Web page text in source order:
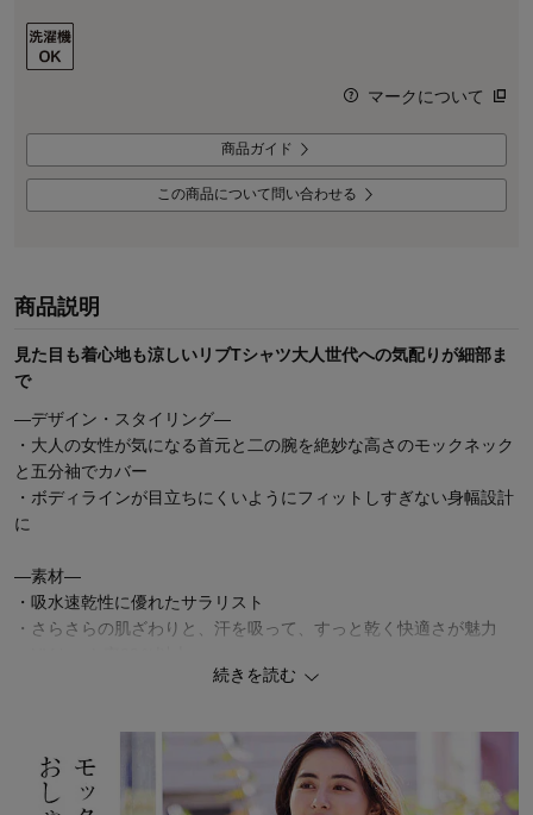
マークについて
商品ガイド
この商品について問い合わせる
商品説明
見た目も着心地も涼しいリブTシャツ大人世代への気配りが細部ま
で
―デザイン・スタイリング―
・大人の女性が気になる首元と二の腕を絶妙な高さのモックネック
と五分袖でカバー
・ボディラインが目立ちにくいようにフィットしすぎない身幅設計
に
―素材―
・吸水速乾性に優れたサラリスト
・さらさらの肌ざわりと、汗を吸って、すっと乾く快適さが魅力
汗ジミを防ぎながら汗のベタつきやニオイ、暑さなどの様々な汗悩
みをケアし、快適に過ごせるよう開発したベルメゾンオリジナルの
汗対策インナーブランドです。
続きを読む